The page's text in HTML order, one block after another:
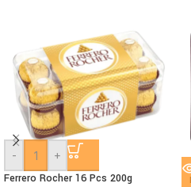
- +
Ferrero Rocher 16 Pcs 200g